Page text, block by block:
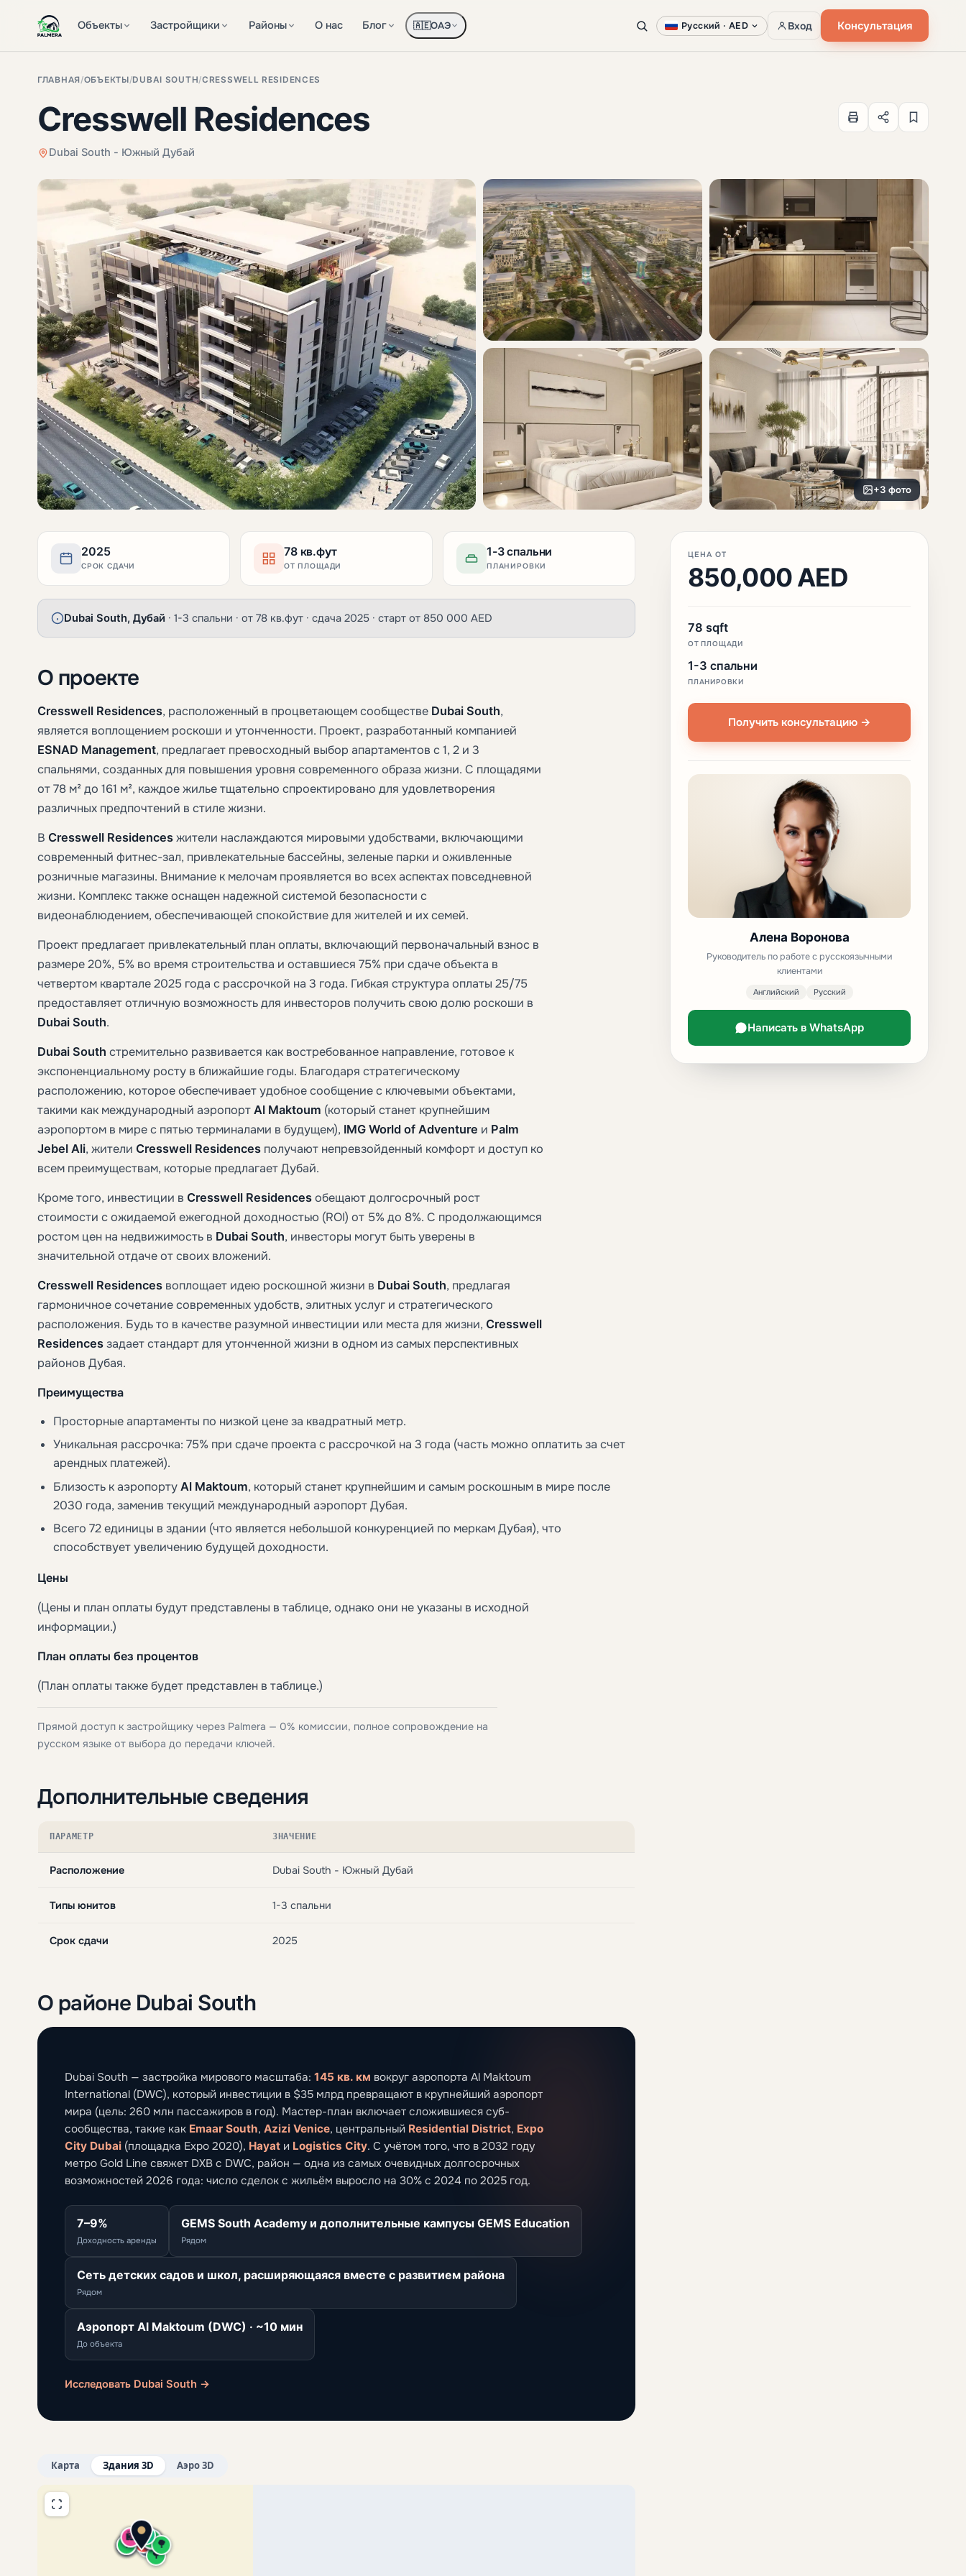
Объекты Застройщики Районы О нас Блог 🇦🇪ОАЭ Русский · AED Вход Консультация
ГЛАВНАЯ /ОБЪЕКТЫ/DUBAI SOUTH/CRESSWELL RESIDENCES
Cresswell Residences
Dubai South - Южный Дубай
+3 фото
2025
СРОК СДАЧИ
78 кв.фут
ОТ ПЛОЩАДИ
1-3 спальни
ПЛАНИРОВКИ
Dubai South, Дубай · 1-3 спальни · от 78 кв.фут · сдача 2025 · старт от 850 000 AED
О проекте
Cresswell Residences, расположенный в процветающем сообществе Dubai South,
является воплощением роскоши и утонченности. Проект, разработанный компанией
ESNAD Management, предлагает превосходный выбор апартаментов с 1, 2 и 3
спальнями, созданных для повышения уровня современного образа жизни. С площадями
от 78 м² до 161 м², каждое жилье тщательно спроектировано для удовлетворения
различных предпочтений в стиле жизни.
В Cresswell Residences жители наслаждаются мировыми удобствами, включающими
современный фитнес-зал, привлекательные бассейны, зеленые парки и оживленные
розничные магазины. Внимание к мелочам проявляется во всех аспектах повседневной
жизни. Комплекс также оснащен надежной системой безопасности с
видеонаблюдением, обеспечивающей спокойствие для жителей и их семей.
Проект предлагает привлекательный план оплаты, включающий первоначальный взнос в
размере 20%, 5% во время строительства и оставшиеся 75% при сдаче объекта в
четвертом квартале 2025 года с рассрочкой на 3 года. Гибкая структура оплаты 25/75
предоставляет отличную возможность для инвесторов получить свою долю роскоши в
Dubai South.
Dubai South стремительно развивается как востребованное направление, готовое к
экспоненциальному росту в ближайшие годы. Благодаря стратегическому
расположению, которое обеспечивает удобное сообщение с ключевыми объектами,
такими как международный аэропорт Al Maktoum (который станет крупнейшим
аэропортом в мире с пятью терминалами в будущем), IMG World of Adventure и Palm
Jebel Ali, жители Cresswell Residences получают непревзойденный комфорт и доступ ко
всем преимуществам, которые предлагает Дубай.
Кроме того, инвестиции в Cresswell Residences обещают долгосрочный рост
стоимости с ожидаемой ежегодной доходностью (ROI) от 5% до 8%. С продолжающимся
ростом цен на недвижимость в Dubai South, инвесторы могут быть уверены в
значительной отдаче от своих вложений.
Cresswell Residences воплощает идею роскошной жизни в Dubai South, предлагая
гармоничное сочетание современных удобств, элитных услуг и стратегического
расположения. Будь то в качестве разумной инвестиции или места для жизни, Cresswell
Residences задает стандарт для утонченной жизни в одном из самых перспективных
районов Дубая.
Преимущества
Просторные апартаменты по низкой цене за квадратный метр.
Уникальная рассрочка: 75% при сдаче проекта с рассрочкой на 3 года (часть можно оплатить за счет
арендных платежей).
Близость к аэропорту Al Maktoum, который станет крупнейшим и самым роскошным в мире после
2030 года, заменив текущий международный аэропорт Дубая.
Всего 72 единицы в здании (что является небольшой конкуренцией по меркам Дубая), что
способствует увеличению будущей доходности.
Цены
(Цены и план оплаты будут представлены в таблице, однако они не указаны в исходной
информации.)
План оплаты без процентов
(План оплаты также будет представлен в таблице.)
Прямой доступ к застройщику через Palmera — 0% комиссии, полное сопровождение на
русском языке от выбора до передачи ключей.
Дополнительные сведения
ПАРАМЕТР ЗНАЧЕНИЕ
Расположение Dubai South - Южный Дубай
Типы юнитов 1-3 спальни
Срок сдачи 2025
О районе Dubai South
Dubai South — застройка мирового масштаба: 145 кв. км вокруг аэропорта Al Maktoum
International (DWC), который инвестиции в $35 млрд превращают в крупнейший аэропорт
мира (цель: 260 млн пассажиров в год). Мастер-план включает сложившиеся суб-
сообщества, такие как Emaar South, Azizi Venice, центральный Residential District, Expo
City Dubai (площадка Expo 2020), Hayat и Logistics City. С учётом того, что в 2032 году
метро Gold Line свяжет DXB с DWC, район — одна из самых очевидных долгосрочных
возможностей 2026 года: число сделок с жильём выросло на 30% с 2024 по 2025 год.
7–9%
Доходность аренды
GEMS South Academy и дополнительные кампусы GEMS Education
Рядом
Сеть детских садов и школ, расширяющаяся вместе с развитием района
Рядом
Аэропорт Al Maktoum (DWC) · ~10 мин
До объекта
Исследовать Dubai South →
Карта Здания 3D Аэро 3D
✈️
🏥
🌳
🌳
🌳
🌳
🌳 🌳
🎡
🌳
🚇
🌳
🛍️
🛍️
🛍️
🌳
🚇
ЦЕНА ОТ
850,000 AED
78 sqft
ОТ ПЛОЩАДИ
1-3 спальни
ПЛАНИРОВКИ
Получить консультацию →
Алена Воронова
Руководитель по работе с русскоязычными
клиентами
Английский Русский
Написать в WhatsApp